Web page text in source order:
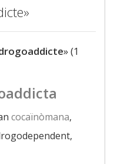
» (1
cocaïnòmana,